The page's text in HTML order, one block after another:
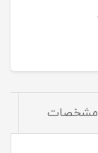
مشخصات